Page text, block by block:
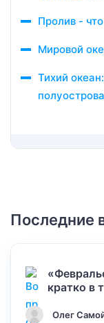
Пролив -
Мировой
Тихий
полуострова
Последние
кратко в
Олег